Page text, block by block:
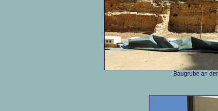
Baugrube an